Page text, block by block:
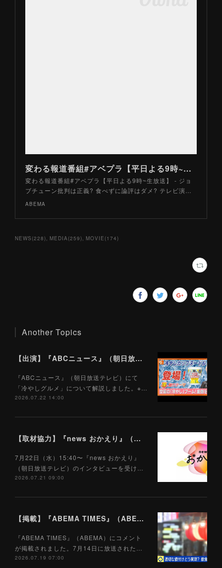
変わる報道番組#アベプラ【平日よる9時~生放送】 - 企画 - ジョブチューン批判は正義? 食べずに論評はダメ? テレビ演出におけるヒール役 (ニュース) | 無料動画・見逃し配信を見るなら | AB
変わる報道番組#アベプラ【平日よる9時~生放送】 - ジョ
ブチューン批判は正義? 食べずに論評はダメ? テレビ演…
ABEMA
NEWS (228) MEDIA(259) MOVIE (174)
Another Topics
【出演】『ABCニュース』（朝日放送テレビ）7/22
『ABCニュース』（朝日放送テレビ）にて
「冷やしグルメ」について解説しました。※…
2026.07.22 14:00
【取材協力】『news おかえり』（朝日放送テレビ）7/22
7月22日（水）15:40〜『news おかえり』
（朝日放送テレビ）のインタビューを受け…
2026.07.21 09:00
【掲載】『ABEMA TIMES』（ABEMA）7/19
『ABEMA TIMES』（ABEMA）にコメント
が掲載されました。7月14日に放送された…
2026.07.19 07:00